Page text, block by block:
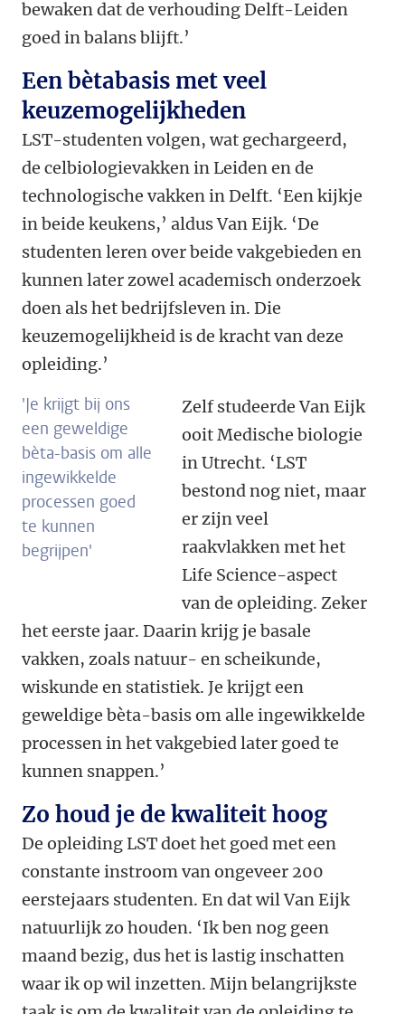
bewaken dat de verhouding Delft-Leiden
goed in balans blijft.’
Een bètabasis met veel
keuzemogelijkheden
LST-studenten volgen, wat gechargeerd,
de celbiologievakken in Leiden en de
technologische vakken in Delft. ‘Een kijkje
in beide keukens,’ aldus Van Eijk. ‘De
studenten leren over beide vakgebieden en
kunnen later zowel academisch onderzoek
doen als het bedrijfsleven in. Die
keuzemogelijkheid is de kracht van deze
opleiding.’
'Je krijgt bij ons
een geweldige
bèta-basis om alle
ingewikkelde
processen goed
te kunnen
begrijpen'
Zelf studeerde Van Eijk
ooit Medische biologie
in Utrecht. ‘LST
bestond nog niet, maar
er zijn veel
raakvlakken met het
Life Science-aspect
van de opleiding. Zeker
het eerste jaar. Daarin krijg je basale
vakken, zoals natuur- en scheikunde,
wiskunde en statistiek. Je krijgt een
geweldige bèta-basis om alle ingewikkelde
processen in het vakgebied later goed te
kunnen snappen.’
Zo houd je de kwaliteit hoog
De opleiding LST doet het goed met een
constante instroom van ongeveer 200
eerstejaars studenten. En dat wil Van Eijk
natuurlijk zo houden. ‘Ik ben nog geen
maand bezig, dus het is lastig inschatten
waar ik op wil inzetten. Mijn belangrijkste